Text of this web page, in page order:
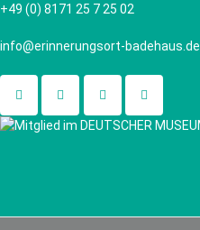
+49 (0) 8171 25 7 25 02
info@erinnerungsort-badehaus.de